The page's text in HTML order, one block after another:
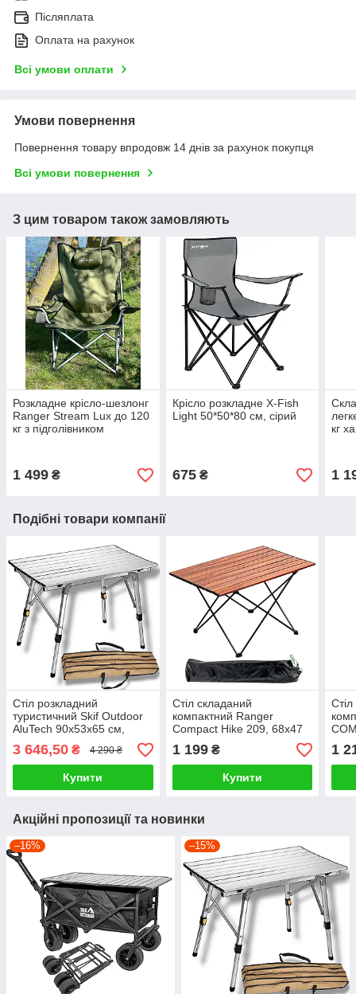
Післяплата
Оплата на рахунок
Всі умови оплати
Умови повернення
Повернення товару впродовж 14 днів за рахунок покупця
Всі умови повернення
З цим товаром також замовляють
Розкладне крісло-шезлонг
Ranger Stream Lux до 120
кг з підголівником
1 499 ₴
Крісло розкладне X-Fish
Light 50*50*80 см, сірий
675₴
кг
1
Подібні товари компанії
Стіл розкладний
туристичний Skif Outdoor
AluTech 90х53х65 см,
алюмінієвий складаний
3 646,50 ₴ 4 290 ₴
Купити
Стіл складаний
компактний Ranger
Compact Hike 209, 68х47
1 199₴
Купити
1
Акційні пропозиції та новинки
–16% –15%